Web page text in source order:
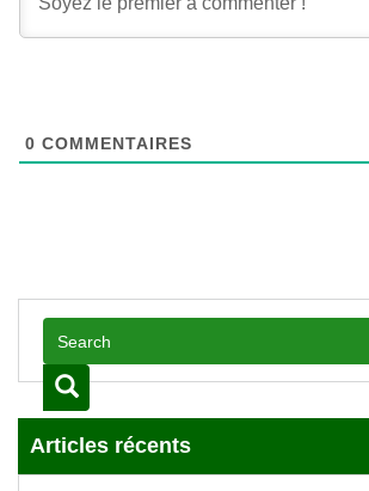
0 COMMENTAIRES
Articles récents